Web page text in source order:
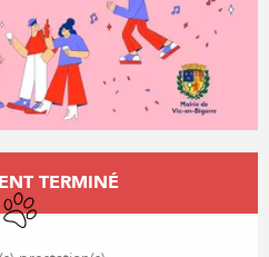
TERMINÉ
Animaux acceptés